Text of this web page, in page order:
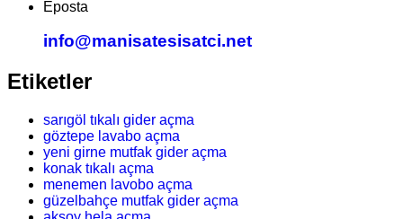
Eposta
info@manisatesisatci.net
Etiketler
sarıgöl tıkalı gider açma
göztepe lavabo açma
yeni girne mutfak gider açma
konak tıkalı açma
menemen lavobo açma
güzelbahçe mutfak gider açma